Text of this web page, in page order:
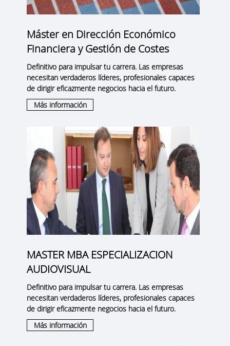
Máster en Dirección Económico
Financiera y Gestión de Costes
Definitivo para impulsar tu carrera. Las empresas
necesitan verdaderos líderes, profesionales capaces
de dirigir eficazmente negocios hacia el futuro.
Más información
MASTER MBA ESPECIALIZACION
AUDIOVISUAL
Definitivo para impulsar tu carrera. Las empresas
necesitan verdaderos líderes, profesionales capaces
de dirigir eficazmente negocios hacia el futuro.
Más información